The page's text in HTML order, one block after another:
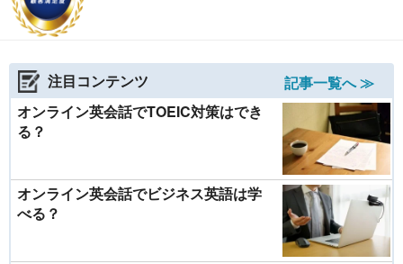
注目コンテンツ
記事一覧へ ≫
オンライン英会話でTOEIC対策はでき
る？
オンライン英会話でビジネス英語は学
べる？